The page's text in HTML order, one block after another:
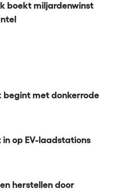
boekt miljardenwinst
begint met donkerrode
in op EV-laadstations
herstellen door